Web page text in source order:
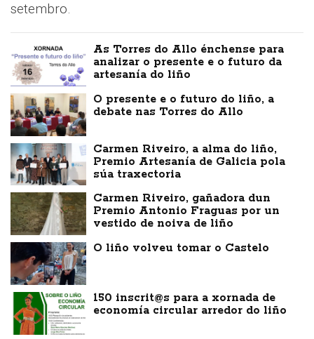
setembro.
As Torres do Allo énchense para
analizar o presente e o futuro da
artesanía do liño
O presente e o futuro do liño, a
debate nas Torres do Allo
Carmen Riveiro, a alma do liño,
Premio Artesanía de Galicia pola
súa traxectoria
Carmen Riveiro, gañadora dun
Premio Antonio Fraguas por un
vestido de noiva de liño
O liño volveu tomar o Castelo
150 inscrit@s para a xornada de
economía circular arredor do liño